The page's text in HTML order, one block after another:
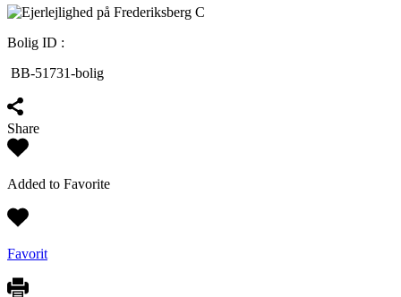
Bolig ID :
BB-51731-bolig
Share
Added to Favorite
Favorit